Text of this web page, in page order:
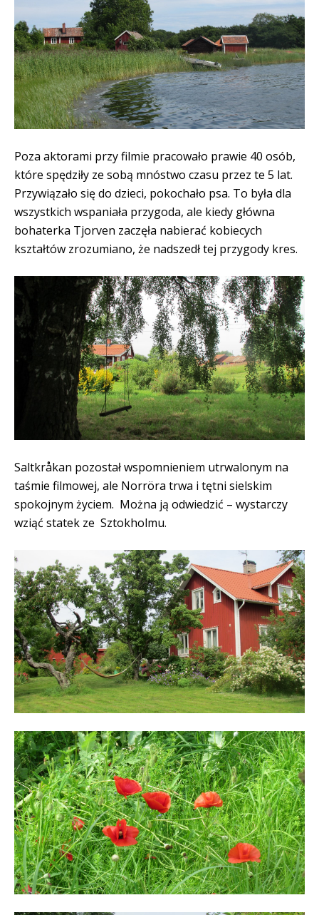
Poza aktorami przy filmie pracowało prawie 40 osób,
które spędziły ze sobą mnóstwo czasu przez te 5 lat.
Przywiązało się do dzieci, pokochało psa. To była dla
wszystkich wspaniała przygoda, ale kiedy główna
bohaterka Tjorven zaczęła nabierać kobiecych
kształtów zrozumiano, że nadszedł tej przygody kres.
Saltkråkan pozostał wspomnieniem utrwalonym na
taśmie filmowej, ale Norröra trwa i tętni sielskim
spokojnym życiem. Można ją odwiedzić – wystarczy
wziąć statek ze Sztokholmu.